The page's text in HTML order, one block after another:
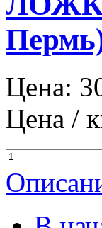
Цена:
Цена /